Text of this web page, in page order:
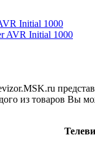
Initial 1000
из товаров Вы